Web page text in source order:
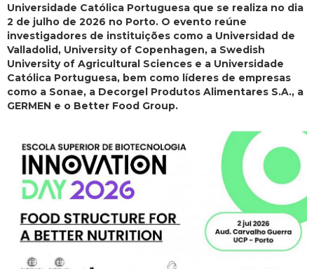
Universidade Católica Portuguesa que se realiza no dia
2 de julho de 2026 no Porto. O evento reúne
investigadores de instituições como a Universidad de
Valladolid, University of Copenhagen, a Swedish
University of Agricultural Sciences e a Universidade
Católica Portuguesa, bem como líderes de empresas
como a Sonae, a Decorgel Produtos Alimentares S.A., a
GERMEN e o Better Food Group.